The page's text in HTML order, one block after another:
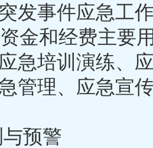
突发事件应急
金和经费主要
急培训演练、
管理、应急宣
预警